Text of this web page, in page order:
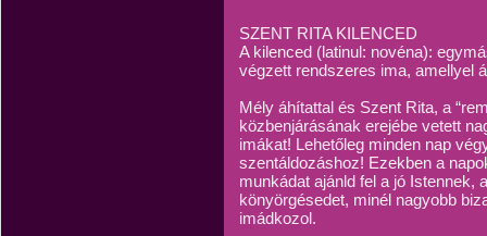
SZENT RITA KILENCED
A kilenced (latinul: novéna):
végzett rendszeres ima, amellyel
Mély áhítattal és Szent Rita, a
közbenjárásának erejébe vetett
imákat! Lehetőleg minden nap
szentáldozáshoz! Ezekben a
munkádat ajánld fel a jó Istennek,
könyörgésedet, minél nagyobb
imádkozol.